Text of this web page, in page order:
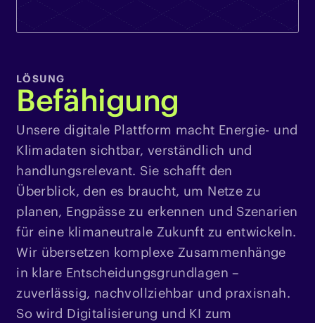
LÖSUNG
Befähigung
Unsere digitale Plattform macht Energie- und
Klimadaten sichtbar, verständlich und
handlungsrelevant. Sie schafft den
Überblick, den es braucht, um Netze zu
planen, Engpässe zu erkennen und Szenarien
für eine klimaneutrale Zukunft zu entwickeln.
Wir übersetzen komplexe Zusammenhänge
in klare Entscheidungsgrundlagen –
zuverlässig, nachvollziehbar und praxisnah.
So wird Digitalisierung und KI zum